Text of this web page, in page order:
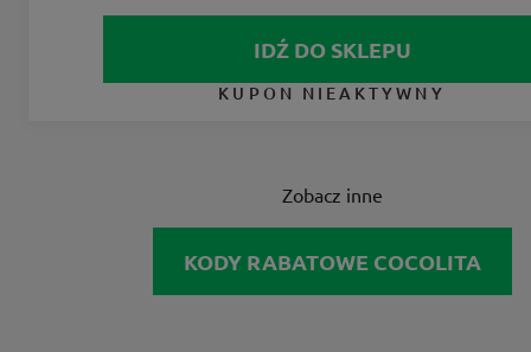
IDŹ DO SKLEPU
KUPON NIEAKTYWNY
Zobacz inne
KODY RABATOWE COCOLITA